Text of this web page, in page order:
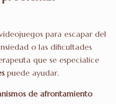
para escapar del
o las dificultades
que se especialice
puede ayudar.
de afrontamiento